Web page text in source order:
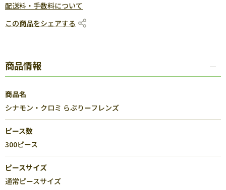
配送料・手数料について
この商品をシェアする
商品情報
商品名
シナモン・クロミ らぶりーフレンズ
ピース数
300ピース
ピースサイズ
通常ピースサイズ